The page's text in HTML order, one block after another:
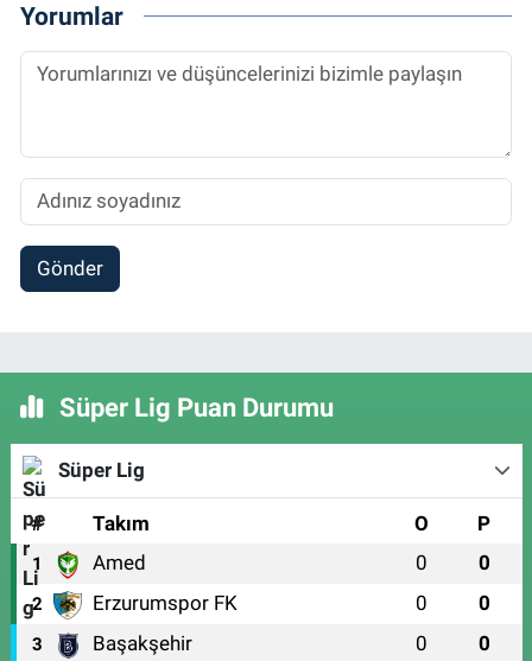
Yorumlar
Gönder
Süper Lig Puan Durumu
Süper Lig
# Takım O P
1 Amed 0 0
2 Erzurumspor FK 0 0
3 Başakşehir 0 0